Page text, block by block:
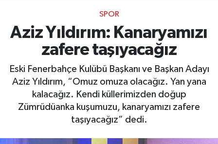
SPOR
Aziz Yıldırım: Kanaryamızı
zafere taşıyacağız
Eski Fenerbahçe Kulübü Başkanı ve Başkan Adayı
Aziz Yıldırım, “Omuz omuza olacağız. Yan yana
kalacağız. Kendi küllerimizden doğup
Zümrüdüanka kuşumuzu, kanaryamızı zafere
taşıyacağız” dedi.